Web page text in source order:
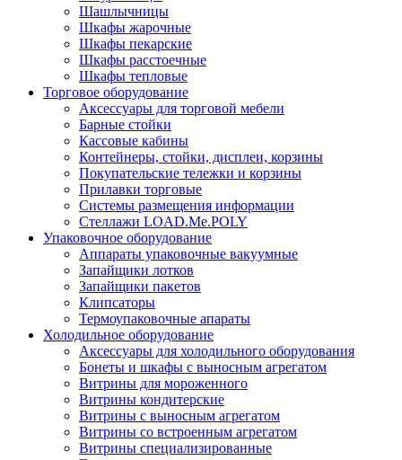
Шашлычницы
Шкафы жарочные
Шкафы пекарские
Шкафы расстоечные
Шкафы тепловые
Торговое оборудование
Аксессуары для торговой мебели
Барные стойки
Кассовые кабины
Контейнеры, стойки, дисплеи, корзины
Покупательские тележки и корзины
Прилавки торговые
Системы размещения информации
Стеллажи LOAD.Me.POLY
Упаковочное оборудование
Аппараты упаковочные вакуумные
Запайщики лотков
Запайщики пакетов
Клипсаторы
Термоупаковочные апараты
Холодильное оборудование
Аксессуары для холодильного оборудования
Бонеты и шкафы с выносным агрегатом
Витрины для мороженного
Витрины кондитерские
Витрины с выносным агрегатом
Витрины со встроенным агрегатом
Витрины специализированные